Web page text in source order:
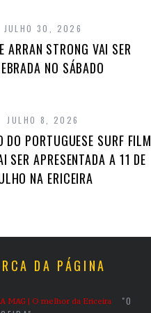
JULHO 30, 2026
ARRAN STRONG VAI SER
NO SÁBADO
JULHO 8, 2026
DO PORTUGUESE SURF FILM
SER APRESENTADA A 11 DE
NA ERICEIRA
DA PÁGINA
"O